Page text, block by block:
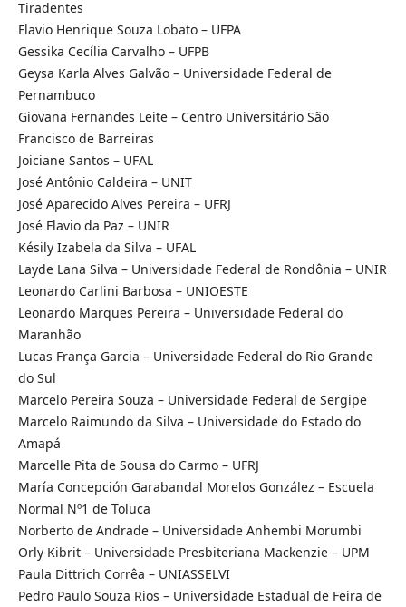
Tiradentes
Flavio Henrique Souza Lobato – UFPA
Gessika Cecília Carvalho – UFPB
Geysa Karla Alves Galvão – Universidade Federal de
Pernambuco
Giovana Fernandes Leite – Centro Universitário São
Francisco de Barreiras
Joiciane Santos – UFAL
José Antônio Caldeira – UNIT
José Aparecido Alves Pereira – UFRJ
José Flavio da Paz – UNIR
Késily Izabela da Silva – UFAL
Layde Lana Silva – Universidade Federal de Rondônia – UNIR
Leonardo Carlini Barbosa – UNIOESTE
Leonardo Marques Pereira – Universidade Federal do
Maranhão
Lucas França Garcia – Universidade Federal do Rio Grande
do Sul
Marcelo Pereira Souza – Universidade Federal de Sergipe
Marcelo Raimundo da Silva – Universidade do Estado do
Amapá
Marcelle Pita de Sousa do Carmo – UFRJ
María Concepción Garabandal Morelos González – Escuela
Normal Nº1 de Toluca
Norberto de Andrade – Universidade Anhembi Morumbi
Orly Kibrit – Universidade Presbiteriana Mackenzie – UPM
Paula Dittrich Corrêa – UNIASSELVI
Pedro Paulo Souza Rios – Universidade Estadual de Feira de